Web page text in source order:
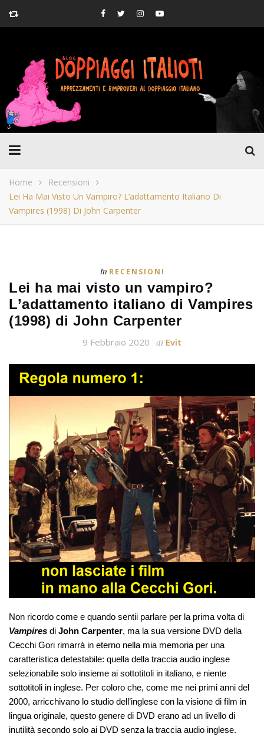
Home
Recensioni
Lei Ha Mai Visto Un Vampiro? L’adattamento Italiano Di
Vampires (1998) Di John Carpenter
In RECENSIONI
Lei ha mai visto un vampiro?
L’adattamento italiano di Vampires
(1998) di John Carpenter
9 Febbraio 2020 di Evit
Non ricordo come e quando sentii parlare per la prima volta di
Vampires di John Carpenter, ma la sua versione DVD della
Cecchi Gori rimarrà in eterno nella mia memoria per una
caratteristica detestabile: quella della traccia audio inglese
selezionabile solo insieme ai sottotitoli in italiano, e niente
sottotitoli in inglese. Per coloro che, come me nei primi anni del
2000, arricchivano lo studio dell’inglese con la visione di film in
lingua originale, questo genere di DVD erano ad un livello di
inutilità secondo solo ai DVD senza la traccia audio inglese.